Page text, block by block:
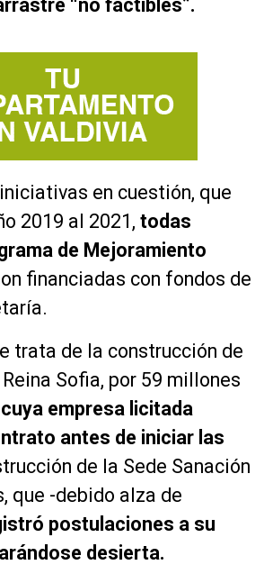
“no factibles”.
en cuestión, que
2019 al 2021, todas
de Mejoramiento
financiadas con fondos de
trata de la construcción de
Sofia, por 59 millones
cuya empresa licitada
antes de iniciar las
de la Sede Sanación
que -debido alza de
postulaciones a su
desierta.